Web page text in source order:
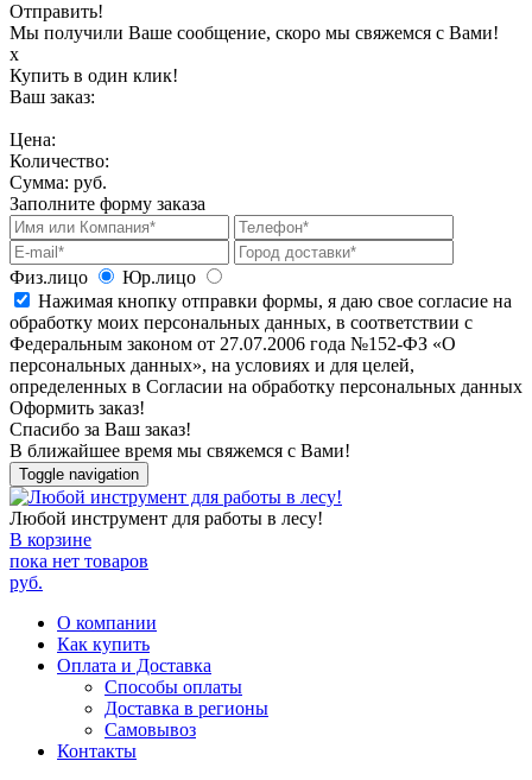
Отправить!
Мы получили Ваше сообщение, скоро мы свяжемся с Вами!
х
Купить в один клик!
Ваш заказ:
Цена:
Количество:
Сумма: руб.
Заполните форму заказа
Физ.лицо
Юр.лицо
Нажимая кнопку отправки формы, я даю свое согласие на
обработку моих персональных данных, в соответствии с
Федеральным законом от 27.07.2006 года №152-ФЗ «О
персональных данных», на условиях и для целей,
определенных в Согласии на обработку персональных данных
Оформить заказ!
Спасибо за Ваш заказ!
В ближайшее время мы свяжемся с Вами!
Toggle navigation
Любой инструмент для работы в лесу!
В корзине
пока нет товаров
руб.
О компании
Как купить
Оплата и Доставка
Способы оплаты
Доставка в регионы
Самовывоз
Контакты